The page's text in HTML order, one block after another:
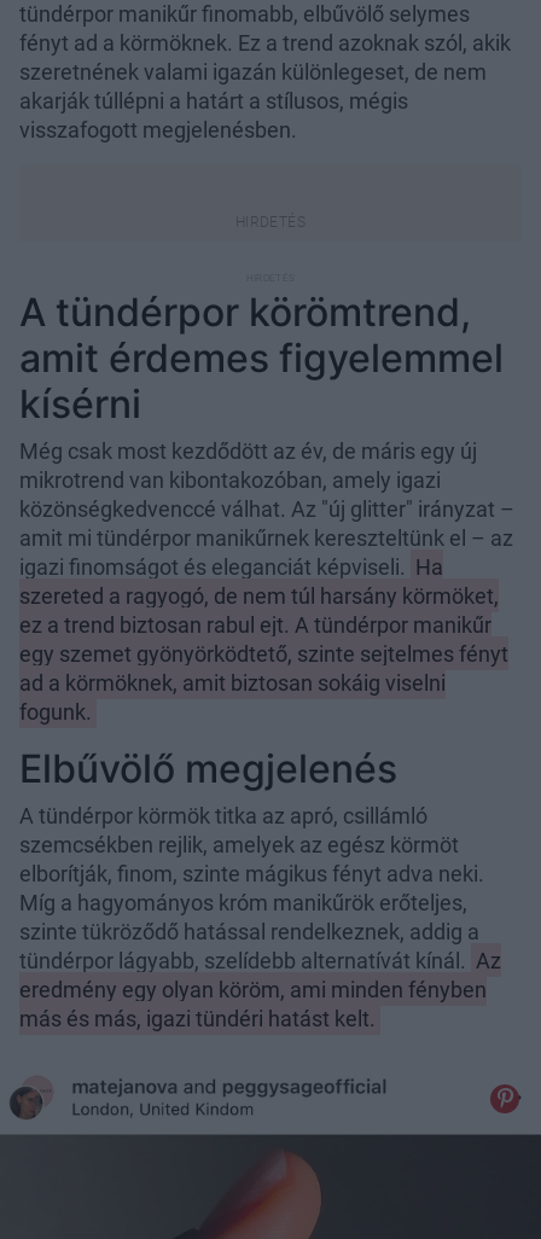
tündérpor manikűr finomabb, elbűvölő selymes
fényt ad a körmöknek. Ez a trend azoknak szól, akik
szeretnének valami igazán különlegeset, de nem
akarják túllépni a határt a stílusos, mégis
visszafogott megjelenésben.
A tündérpor körömtrend,
amit érdemes figyelemmel
kísérni
Még csak most kezdődött az év, de máris egy új
mikrotrend van kibontakozóban, amely igazi
közönségkedvenccé válhat. Az "új glitter" irányzat –
amit mi tündérpor manikűrnek kereszteltünk el – az
igazi finomságot és eleganciát képviseli. Ha
szereted a ragyogó, de nem túl harsány körmöket,
ez a trend biztosan rabul ejt. A tündérpor manikűr
egy szemet gyönyörködtető, szinte sejtelmes fényt
ad a körmöknek, amit biztosan sokáig viselni
fogunk.
Elbűvölő megjelenés
A tündérpor körmök titka az apró, csillámló
szemcsékben rejlik, amelyek az egész körmöt
elborítják, finom, szinte mágikus fényt adva neki.
Míg a hagyományos króm manikűrök erőteljes,
szinte tükröződő hatással rendelkeznek, addig a
tündérpor lágyabb, szelídebb alternatívát kínál. Az
eredmény egy olyan köröm, ami minden fényben
más és más, igazi tündéri hatást kelt.